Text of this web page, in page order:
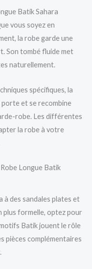
Batik Sahara
vous soyez en
la robe garde une
Son tombé fluide met
naturellement.
spécifiques, la
porte et se recombine
robe. Les différentes
la robe à votre
Longue Batik
à des sandales plates et
plus formelle, optez pour
Batik jouent le rôle
pièces complémentaires